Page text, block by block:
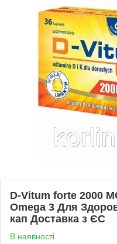
D-Vitum forte 2000
Omega 3 Для
кап Доставка з ЄС
В наявності